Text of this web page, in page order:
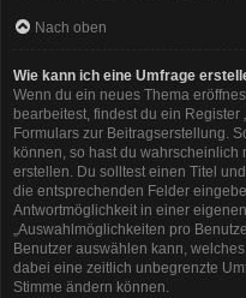
Nach oben
Wie kann ich eine Umfrage
Wenn du ein neues Thema
bearbeitest, findest du ein Register
Formulars zur Beitragserstellung.
können, so hast du
erstellen. Du solltest einen Titel
die entsprechenden Felder
Antwortmöglichkeit in einer
„Auswahlmöglichkeiten pro
Benutzer auswählen kann,
dabei eine zeitlich unbegrenzte
Stimme ändern können.